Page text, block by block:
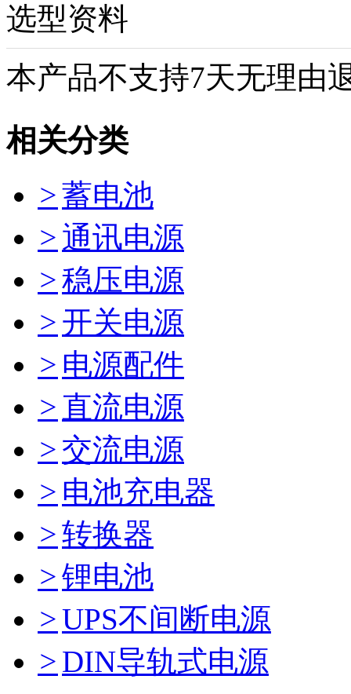
选型资料
本产品不支持7天无理由
相关分类
>蓄电池
> 通讯电源
>稳压电源
> 开关电源
> 电源配件
> 直流电源
> 交流电源
> 电池充电器
>转换器
>锂电池
>UPS不间断电源
> DIN导轨式电源